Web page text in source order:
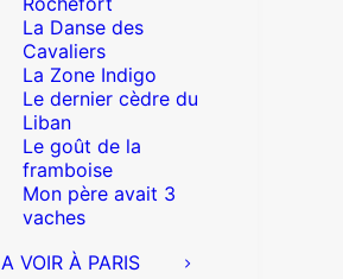
La Danse des
Cavaliers
La Zone Indigo
Le dernier cèdre du
Liban
Le goût de la
framboise
Mon père avait 3
vaches
A VOIR À PARIS